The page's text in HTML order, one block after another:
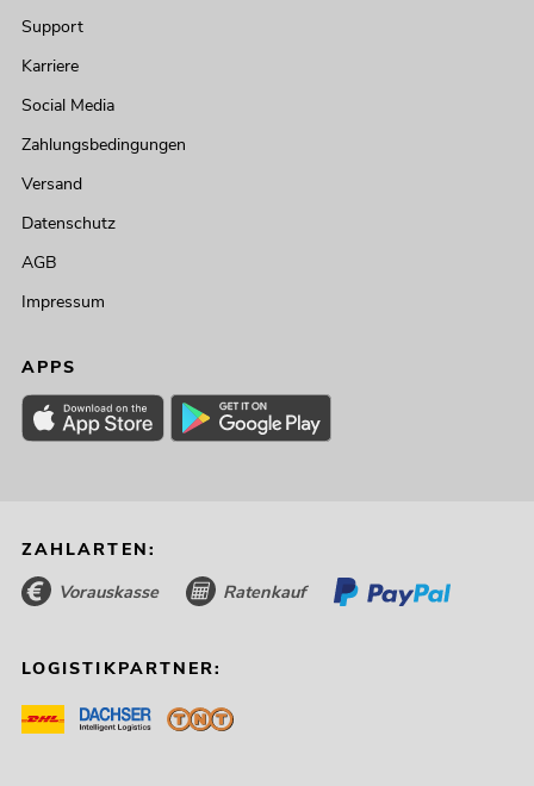
Support
Karriere
Social Media
Zahlungsbedingungen
Versand
Datenschutz
AGB
Impressum
APPS
ZAHLARTEN:
Vorauskasse Ratenkauf
LOGISTIKPARTNER: